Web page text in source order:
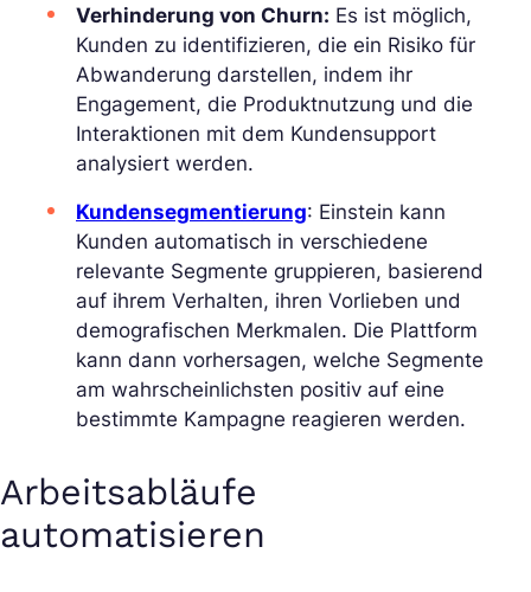
Verhinderung von Churn: Es ist möglich,
Kunden zu identifizieren, die ein Risiko für
Abwanderung darstellen, indem ihr
Engagement, die Produktnutzung und die
Interaktionen mit dem Kundensupport
analysiert werden.
Kundensegmentierung: Einstein kann
Kunden automatisch in verschiedene
relevante Segmente gruppieren, basierend
auf ihrem Verhalten, ihren Vorlieben und
demografischen Merkmalen. Die Plattform
kann dann vorhersagen, welche Segmente
am wahrscheinlichsten positiv auf eine
bestimmte Kampagne reagieren werden.
Arbeitsabläufe
automatisieren